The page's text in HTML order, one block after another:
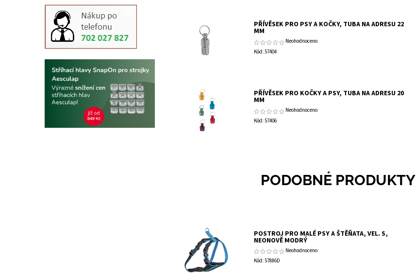
PŘÍVĚSEK PRO PSY A KOČKY, TUBA NA ADRESU 22
MM
Neohodnoceno
Kód: 57404
PŘÍVĚSEK PRO KOČKY A PSY, TUBA NA ADRESU 20
MM
Neohodnoceno
Kód: 57406
PODOBNÉ PRODUKTY
POSTROJ PRO MALÉ PSY A ŠTĚŇATA, VEL. S,
NEONOVĚ MODRÝ
Neohodnoceno
Kód: 57886D